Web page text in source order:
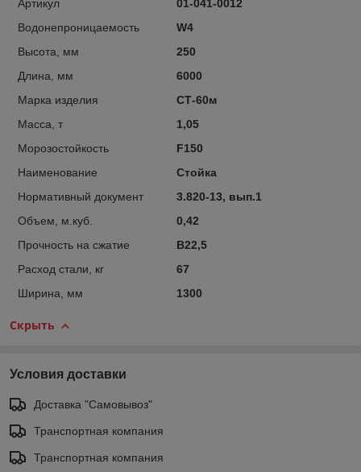
Артикул
01-041-0012
Водонепроницаемость
W4
Высота, мм
250
Длина, мм
6000
Марка изделия
СТ-60м
Масса, т
1,05
Морозостойкость
F150
Наименование
Стойка
Нормативный документ
3.820-13, вып.1
Объем, м.куб.
0,42
Прочность на сжатие
B22,5
Расход стали, кг
67
Ширина, мм
1300
Скрыть
Условия доставки
Доставка "Самовывоз"
Транспортная компания
Транспортная компания